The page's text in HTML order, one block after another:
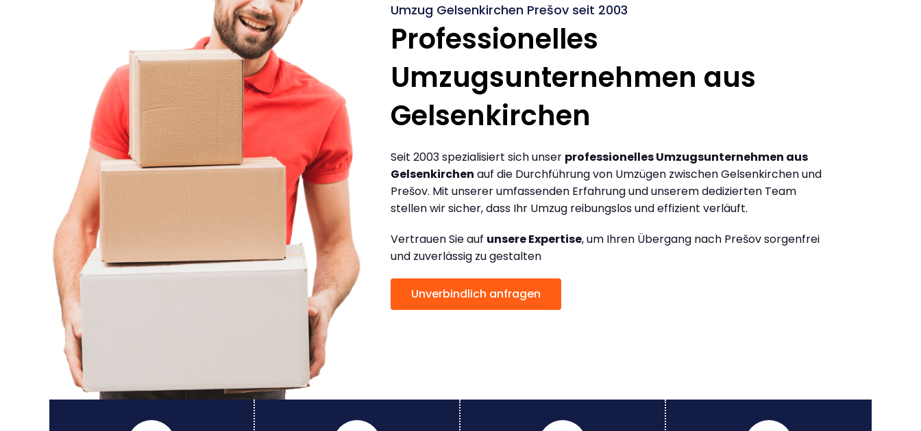
Umzug Gelsenkirchen Prešov seit 2003
Professionelles
Umzugsunternehmen aus
Gelsenkirchen
Seit 2003 spezialisiert sich unser professionelles Umzugsunternehmen aus
Gelsenkirchen auf die Durchführung von Umzügen zwischen Gelsenkirchen und
Prešov. Mit unserer umfassenden Erfahrung und unserem dedizierten Team
stellen wir sicher, dass Ihr Umzug reibungslos und effizient verläuft.
Vertrauen Sie auf unsere Expertise, um Ihren Übergang nach Prešov sorgenfrei
und zuverlässig zu gestalten
Unverbindlich anfragen